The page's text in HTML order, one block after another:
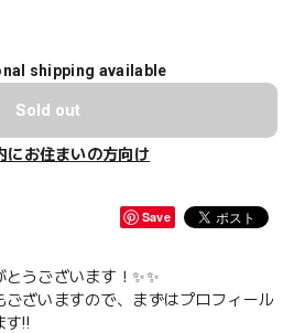
shipping available
Sold out
にお住まいの方向け
Save
うございます！✨✨
ざいますので、まずはプロフィール
す‼️